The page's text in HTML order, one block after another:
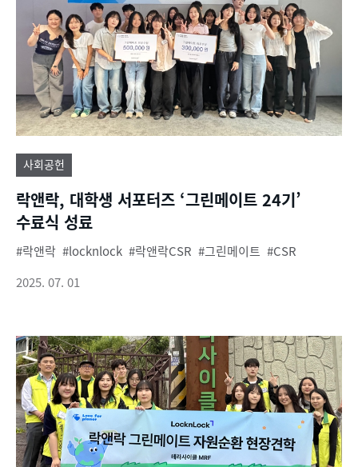
사회공헌
락앤락, 대학생 서포터즈 ‘그린메이트 24기’
수료식 성료
락앤락 locknlock 락앤락CSR 그린메이트
CSR
2025. 07. 01